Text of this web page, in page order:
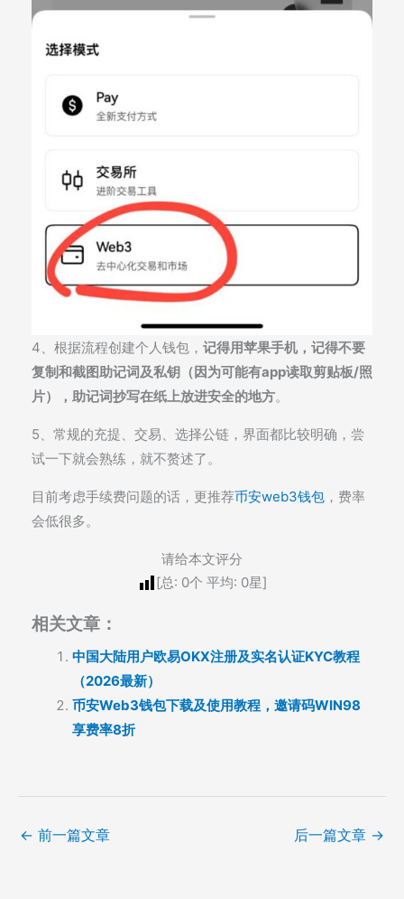
4、根据流程创建个人钱包， 记得用苹果手机，记得不要
复制和截图助记词及私钥（因为可能有app读取剪贴板/照
片），助记词抄写在纸上放进安全的地方。
5、常规的充提、交易、选择公链，界面都比较明确，尝
试一下就会熟练，就不赘述了。
目前考虑手续费问题的话，更推荐币安web3钱包 ，费率
会低很多。
请给本文评分
[总: 0个 平均: 0星]
相关文章：
中国大陆用户欧易OKX注册及实名认证KYC教程
（2026最新）
币安Web3钱包下载及使用教程，邀请码WIN98
享费率8折
← 前一篇文章 后一篇文章 →